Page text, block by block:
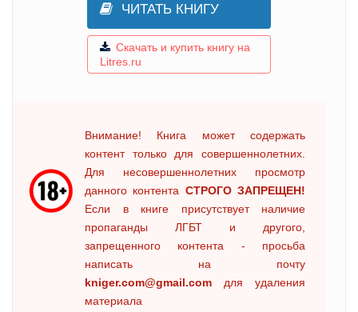
ЧИТАТЬ КНИГУ
Скачать и купить книгу на
Litres.ru
Внимание! Книга может содержать
контент только для совершеннолетних.
Для несовершеннолетних просмотр
данного контента СТРОГО ЗАПРЕЩЕН!
Если в книге присутствует наличие
пропаганды ЛГБТ и другого,
запрещенного контента - просьба
написать на почту
kniger.com@gmail.com для удаления
материала